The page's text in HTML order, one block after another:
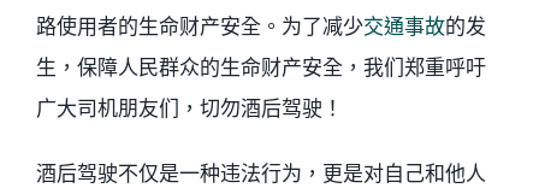
路使用者的生命财产安全。为了减少交通事故的发
生，保障人民群众的生命财产安全，我们郑重呼吁
广大司机朋友们，切勿酒后驾驶！
酒后驾驶不仅是一种违法行为，更是对自己和他人